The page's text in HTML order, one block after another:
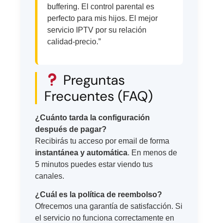
buffering. El control parental es
perfecto para mis hijos. El mejor
servicio IPTV por su relación
calidad-precio.”
Preguntas
Frecuentes (FAQ)
¿Cuánto tarda la configuración
después de pagar?
Recibirás tu acceso por email de forma
instantánea y automática. En menos de
5 minutos puedes estar viendo tus
canales.
¿Cuál es la política de reembolso?
Ofrecemos una garantía de satisfacción. Si
el servicio no funciona correctamente en